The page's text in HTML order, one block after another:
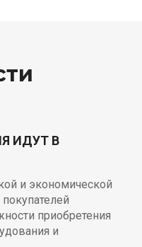
ИДУТ В
и экономической
приобретения
и